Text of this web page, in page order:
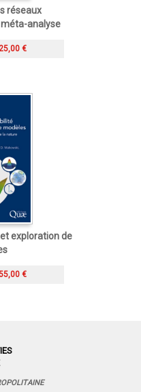
réseaux
analyse
25,00 €
exploration de
€